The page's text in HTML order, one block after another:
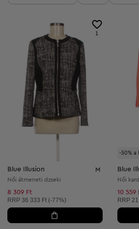
1
Blue Illusion M
Női átmeneti dzseki
8 309 Ft
Ajánlott ár:
RRP 36 333 Ft (-77%)
-50% a
Blue
Női
10 559
Ajánlott
RRP